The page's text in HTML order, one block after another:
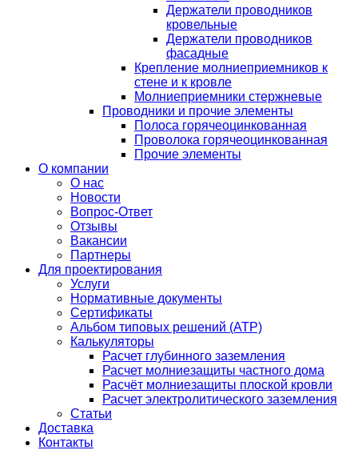
Держатели проводников
кровельные
Держатели проводников
фасадные
Крепление молниеприемников к
стене и к кровле
Молниеприемники стержневые
Проводники и прочие элементы
Полоса горячеоцинкованная
Проволока горячеоцинкованная
Прочие элементы
О компании
О нас
Новости
Вопрос-Ответ
Отзывы
Вакансии
Партнеры
Для проектирования
Услуги
Нормативные документы
Сертификаты
Альбом типовых решений (АТР)
Калькуляторы
Расчет глубинного заземления
Расчет молниезащиты частного дома
Расчёт молниезащиты плоской кровли
Расчет электролитического заземления
Статьи
Доставка
Контакты